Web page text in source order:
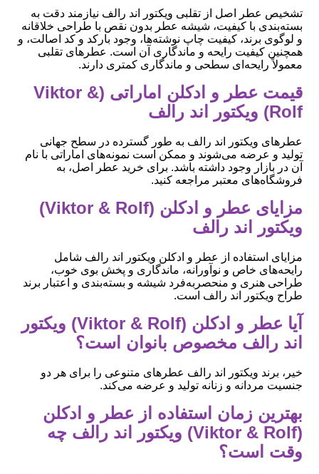
تشخیص عطر اصل از تقلبی ویکتور اند رالف نیازمند دقت به
بسته‌بندی با کیفیت، شیشه عطر بدون نقص با طراحی خلاقانه
و لوگوی برند، کیفیت چاپ نوشته‌ها، وجود بارکد و کد اصالت، و
همچنین کیفیت رایحه و ماندگاری آن است. عطرهای تقلبی
معمولاً رایحه‌ای سطحی و ماندگاری کمتری دارند.
قیمت عطر و ادکلن اماراتی (Viktor &
Rolf) ویکتور اند رالف
عطرهای ویکتور اند رالف به طور گسترده در سطح جهانی
تولید و عرضه می‌شوند و ممکن است نمونه‌های اماراتی با نام
آن در بازار وجود داشته باشد. برای خرید عطر اصل، به
فروشگاه‌های معتبر مراجعه کنید.
مزایای عطر و ادکلن (Viktor & Rolf)
ویکتور اند رالف
مزایای استفاده از عطر و ادکلن ویکتور اند رالف شامل
رایحه‌های خاص و نوآورانه، ماندگاری و پخش بوی خوب،
طراحی هنری و منحصربه‌فرد شیشه و بسته‌بندی و اعتبار برند
طراح ویکتور اند رالف است.
آیا عطر و ادکلن (Viktor & Rolf) ویکتور
اند رالف مخصوص بانوان است؟
خیر، برند ویکتور اند رالف عطرهای متنوعی را برای هر دو
جنسیت مردانه و زنانه تولید و عرضه می‌کند.
بهترین زمان استفاده از عطر و ادکلن
(Viktor & Rolf) ویکتور اند رالف چه
وقت است؟